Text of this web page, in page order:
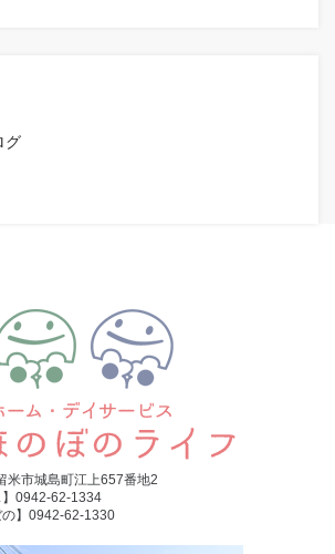
グ
市城島町江上657番地2
】0942-62-1334
の】0942-62-1330